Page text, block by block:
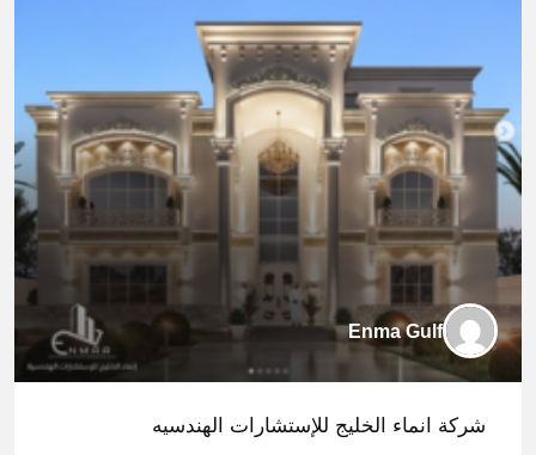
Enma Gulf
شركة انماء الخليج للإستشارات الهندسيه